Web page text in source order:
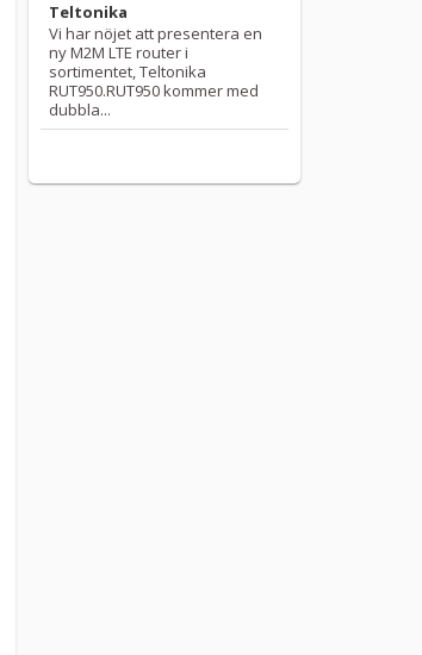
Teltonika
Vi har nöjet att presentera en
ny M2M LTE router i
sortimentet, Teltonika
RUT950.RUT950 kommer med
dubbla...